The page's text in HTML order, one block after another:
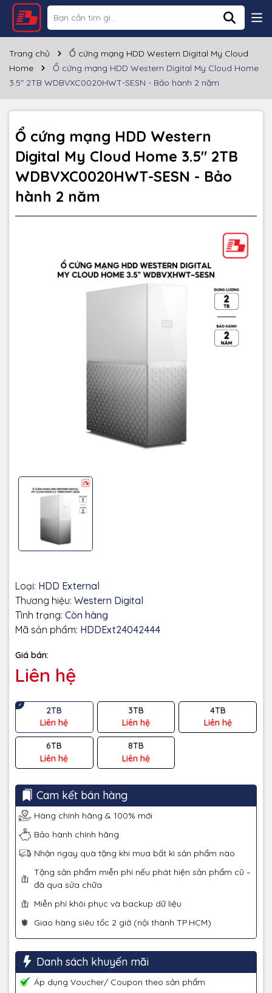
Trang chủ
Ổ cứng mạng HDD Western Digital My Cloud
Home
Ổ cứng mạng HDD Western Digital My Cloud Home
3.5" 2TB WDBVXC0020HWT-SESN - Bảo hành 2 năm
Ổ cứng mạng HDD Western
Digital My Cloud Home 3.5" 2TB
WDBVXC0020HWT-SESN - Bảo
hành 2 năm
Loại: HDD External
Thương hiệu: Western Digital
Tình trạng: Còn hàng
Mã sản phẩm: HDDExt24042444
Giá bán:
Liên hệ
2TB
Liên hệ
3TB
Liên hệ
4TB
Liên hệ
6TB
Liên hệ
8TB
Liên hệ
Cam kết bán hàng
Hàng chính hãng & 100% mới
Bảo hành chính hãng
Nhận ngay quà tặng khi mua bất kì sản phẩm nào
Tặng sản phẩm miễn phí nếu phát hiện sản phẩm cũ –
đã qua sửa chữa
Miễn phí khôi phục và backup dữ liệu
Giao hàng siêu tốc 2 giờ (nội thành TP.HCM)
Danh sách khuyến mãi
Áp dụng Voucher/ Coupon theo sản phẩm
Thông số kỹ thuật
Thương hiệu Western Digital
Dung lượng 2TB
Cổng giao tiếp
Tốc độ đọc ~120MB/s
Tốc độ ghi ~100MB/s
Kích thước 177.50x53x140 mm
24 tháng